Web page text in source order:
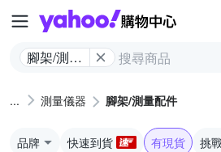
腳架/測量
測量儀器 腳架/測量配件
品牌 快速到貨 有現貨 挑